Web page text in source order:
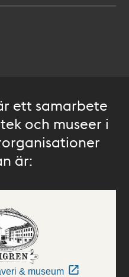
ett samarbete
och museer i
är:
& museum